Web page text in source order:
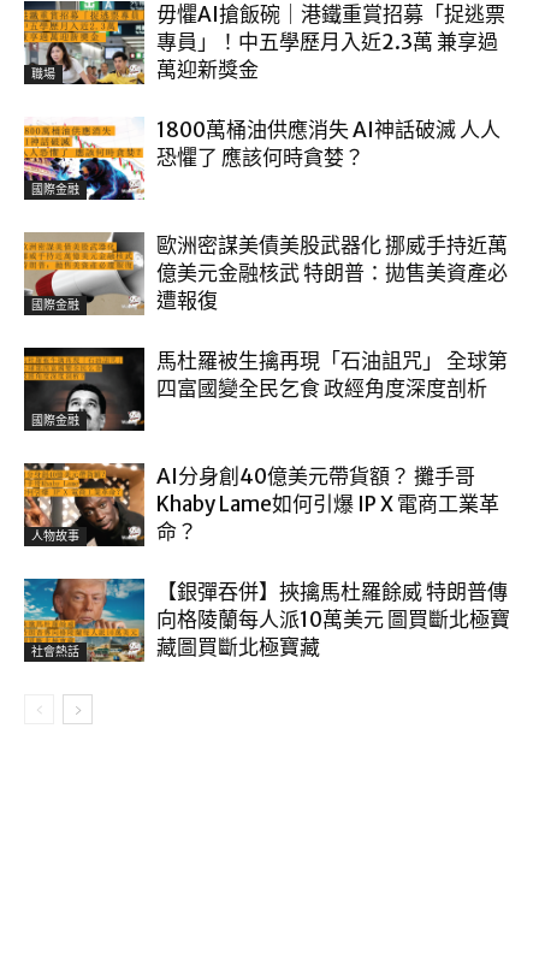
職場
毋懼AI搶飯碗｜港鐵重賞招募「捉逃票
專員」！中五學歷月入近2.3萬 兼享過
萬迎新獎金
國際金融
1800萬桶油供應消失 AI神話破滅 人人
恐懼了 應該何時貪婪？
國際金融
歐洲密謀美債美股武器化 挪威手持近萬
億美元金融核武 特朗普：拋售美資產必
遭報復
國際金融
馬杜羅被生擒再現「石油詛咒」 全球第
四富國變全民乞食 政經角度深度剖析
人物故事
AI分身創40億美元帶貨額？ 攤手哥
Khaby Lame如何引爆 IP X 電商工業革
命？
社會熱話
【銀彈吞併】挾擒馬杜羅餘威 特朗普傳
向格陵蘭每人派10萬美元 圖買斷北極寶
藏圖買斷北極寶藏